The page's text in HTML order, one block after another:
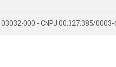
000 - CNPJ 00.327.385/0003-